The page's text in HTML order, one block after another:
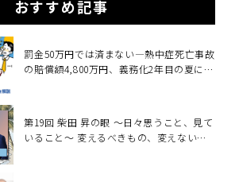
おすすめ記事
罰金50万円では済まない―熱中症死亡事故
の賠償額4,800万円、義務化2年目の夏に経
第19回 柴田 昇の眼 ～日々思うこと、見て
いること～ 変えるべきもの、変えないも